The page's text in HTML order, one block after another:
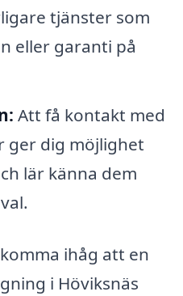
tjänster som
eller garanti på
Att få kontakt med
ger dig möjlighet
lär känna dem
ihåg att en
i Höviksnäs